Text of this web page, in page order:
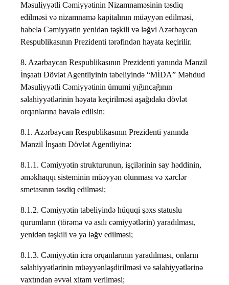
Məsuliyyətli Cəmiyyətinin Nizamnaməsinin təsdiq
edilməsi və nizamnamə kapitalının müəyyən edilməsi,
habelə Cəmiyyətin yenidən təşkili və ləğvi Azərbaycan
Respublikasının Prezidenti tərəfindən həyata keçirilir.
8. Azərbaycan Respublikasının Prezidenti yanında Mənzil
İnşaatı Dövlət Agentliyinin tabeliyində “MİDA” Məhdud
Məsuliyyətli Cəmiyyətinin ümumi yığıncağının
səlahiyyətlərinin həyata keçirilməsi aşağıdakı dövlət
orqanlarına həvalə edilsin:
8.1. Azərbaycan Respublikasının Prezidenti yanında
Mənzil İnşaatı Dövlət Agentliyinə:
8.1.1. Cəmiyyətin strukturunun, işçilərinin say həddinin,
əməkhaqqı sisteminin müəyyən olunması və xərclər
smetasının təsdiq edilməsi;
8.1.2. Cəmiyyətin tabeliyində hüquqi şəxs statuslu
qurumların (törəmə və asılı cəmiyyətlərin) yaradılması,
yenidən təşkili və ya ləğv edilməsi;
8.1.3. Cəmiyyətin icra orqanlarının yaradılması, onların
səlahiyyətlərinin müəyyənləşdirilməsi və səlahiyyətlərinə
vaxtından əvvəl xitam verilməsi;